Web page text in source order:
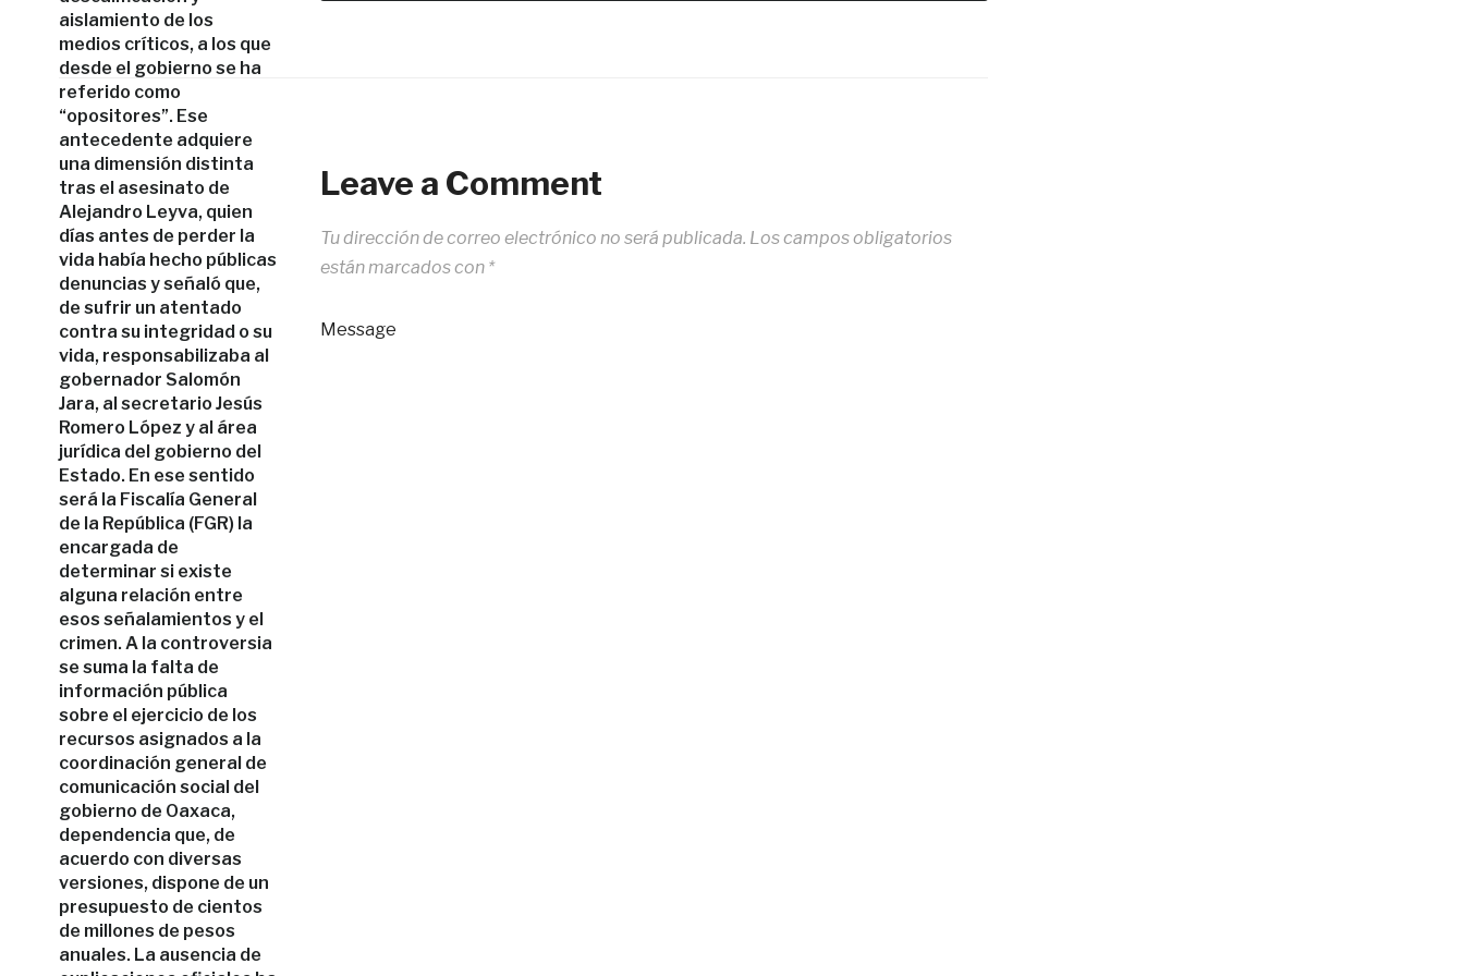
aislamiento de los
medios críticos, a los que
desde el gobierno se ha
referido como
“opositores”. Ese
antecedente adquiere
una dimensión distinta
tras el asesinato de
Alejandro Leyva, quien
días antes de perder la
vida había hecho públicas
denuncias y señaló que,
de sufrir un atentado
contra su integridad o su
vida, responsabilizaba al
gobernador Salomón
Jara, al secretario Jesús
Romero López y al área
jurídica del gobierno del
Estado. En ese sentido
será la Fiscalía General
de la República (FGR) la
encargada de
determinar si existe
alguna relación entre
esos señalamientos y el
crimen. A la controversia
se suma la falta de
información pública
sobre el ejercicio de los
recursos asignados a la
coordinación general de
comunicación social del
gobierno de Oaxaca,
dependencia que, de
acuerdo con diversas
versiones, dispone de un
presupuesto de cientos
de millones de pesos
anuales. La ausencia de
Leave a Comment
Tu dirección de correo electrónico no será publicada. Los campos obligatorios
están marcados con *
Message